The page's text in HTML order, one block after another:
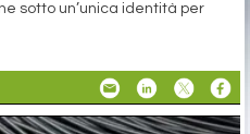
sotto un’unica identità per